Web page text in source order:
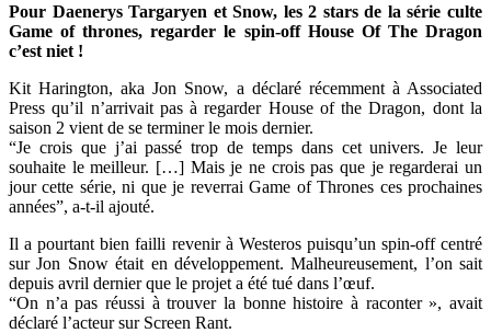
Pour Daenerys Targaryen et Snow, les 2 stars de la série culte
Game of thrones, regarder le spin-off House Of The Dragon
c’est niet !
Kit Harington, aka Jon Snow, a déclaré récemment à Associated
Press qu’il n’arrivait pas à regarder House of the Dragon, dont la
saison 2 vient de se terminer le mois dernier.
“Je crois que j’ai passé trop de temps dans cet univers. Je leur
souhaite le meilleur. […] Mais je ne crois pas que je regarderai un
jour cette série, ni que je reverrai Game of Thrones ces prochaines
années”, a-t-il ajouté.
Il a pourtant bien failli revenir à Westeros puisqu’un spin-off centré
sur Jon Snow était en développement. Malheureusement, l’on sait
depuis avril dernier que le projet a été tué dans l’œuf.
“On n’a pas réussi à trouver la bonne histoire à raconter », avait
déclaré l’acteur sur Screen Rant.